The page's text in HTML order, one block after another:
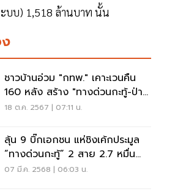
ะบบ) 1,518 ล้านบาท นั้น
ชาวบ้านอ่วม "กทพ." เคาะเวนคืน
160 หลัง สร้าง "ทางด่วนกะทู้-ป่า
ตอง"
18 ต.ค. 2567 | 07:11 น.
ลุ้น 9 บิ๊กเอกชน แห่ชิงเค้กประมูล
“ทางด่วนกะทู้” 2 สาย 2.7 หมื่น
ล้าน
07 มี.ค. 2568 | 06:03 น.